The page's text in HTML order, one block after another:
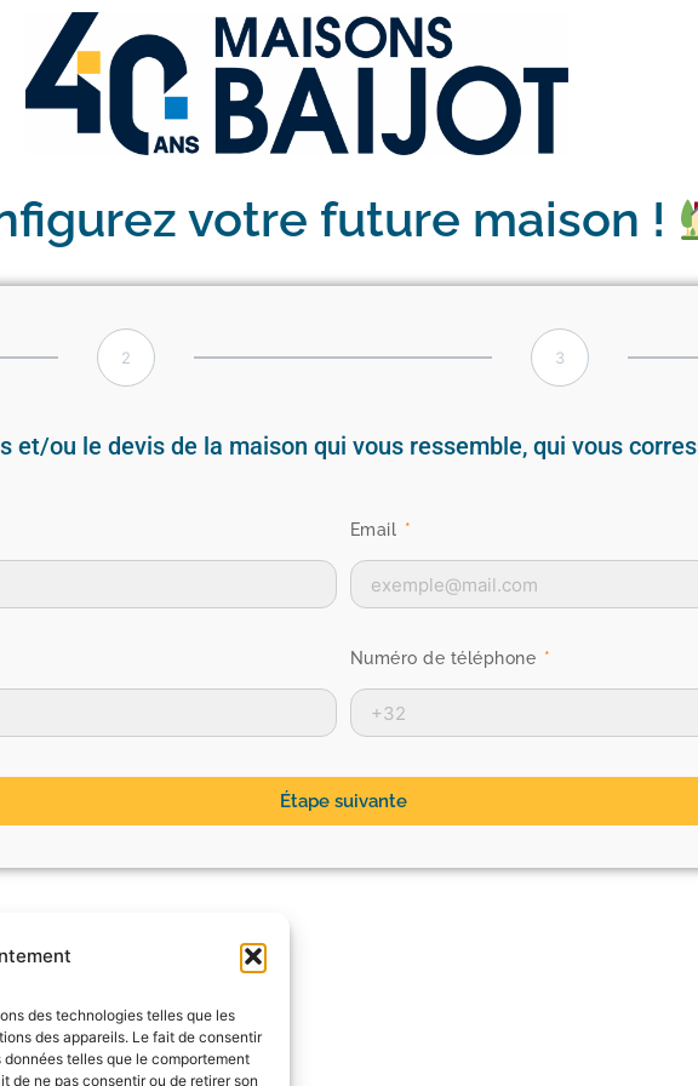
des technologies telles que les
des appareils. Le fait de consentir
telles que le comportement
de ne pas consentir ou de retirer son
votre future maison !
2 3
et/ou le devis de la maison qui vous ressemble, qui vous
Email
Numéro de téléphone
Étape suivante